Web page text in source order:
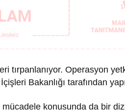
tırpanlanıyor. Operasyon
Bakanlığı tarafından
konusunda da bir